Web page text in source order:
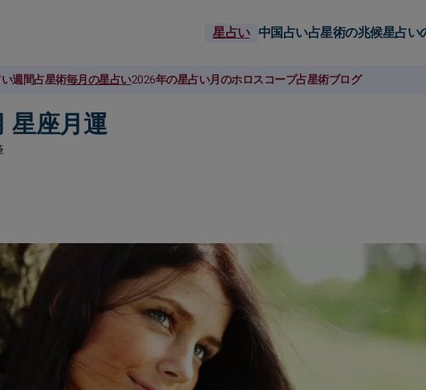
星占い 中国占い占星術の兆候星占い
週間占星術毎月の星占い2026年の星占い月のホロスコープ占星術ブログ
星座月運